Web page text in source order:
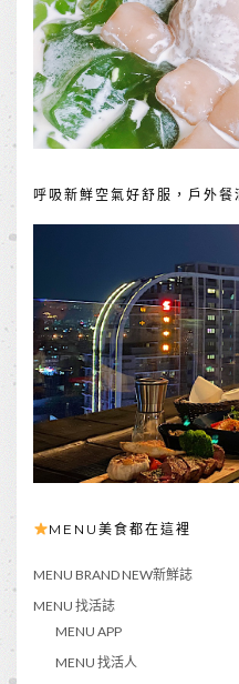
呼吸新鮮空氣好舒服，戶外餐
MENU美食都在這裡
MENU BRAND NEW新鮮誌
MENU 找活誌
MENU APP
MENU 找活人